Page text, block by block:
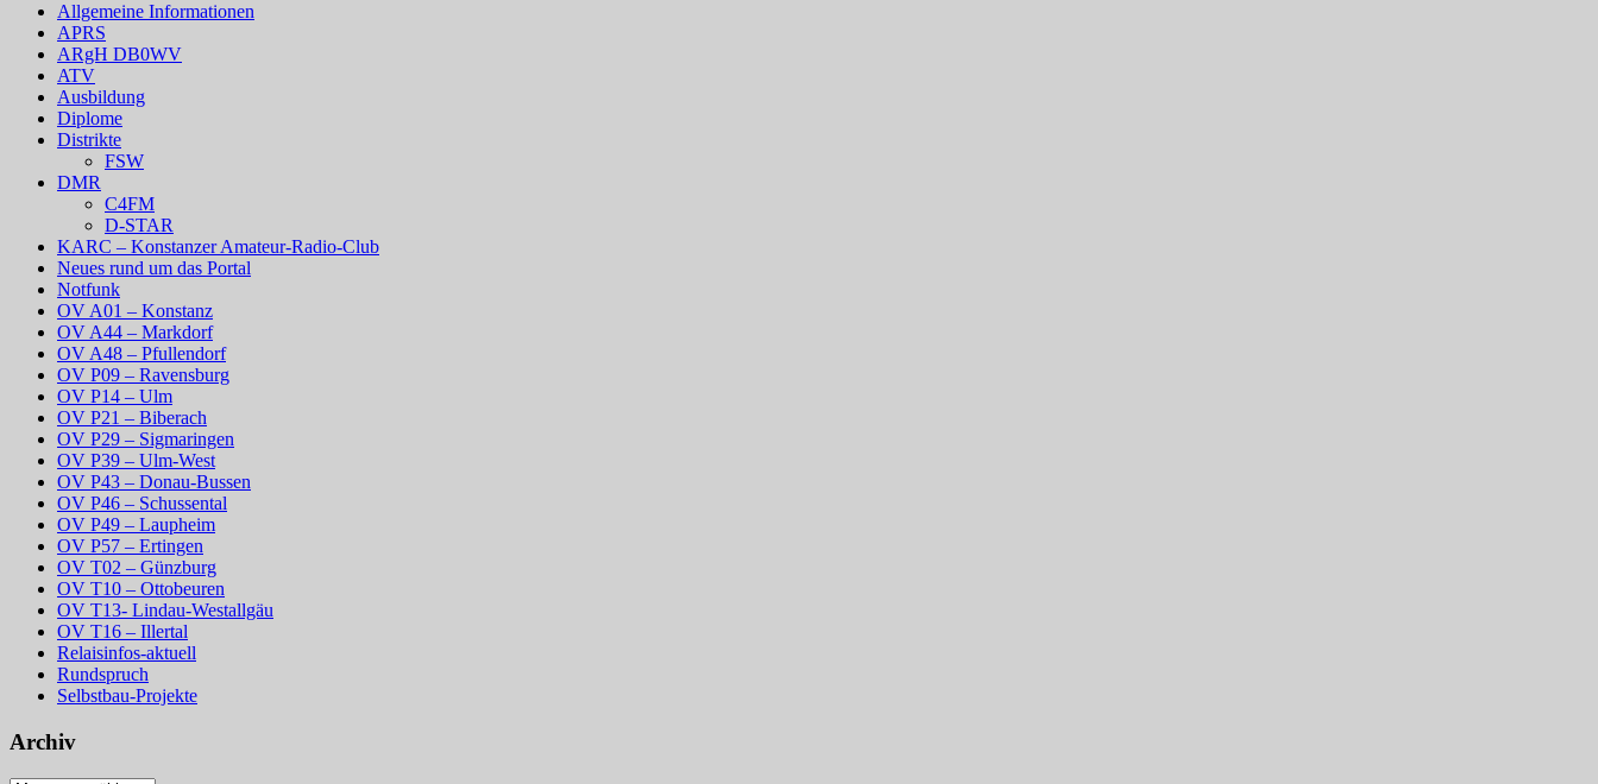
Allgemeine Informationen
APRS
ARgH DB0WV
ATV
Ausbildung
Diplome
Distrikte
FSW
DMR
C4FM
D-STAR
KARC – Konstanzer Amateur-Radio-Club
Neues rund um das Portal
Notfunk
OV A01 – Konstanz
OV A44 – Markdorf
OV A48 – Pfullendorf
OV P09 – Ravensburg
OV P14 – Ulm
OV P21 – Biberach
OV P29 – Sigmaringen
OV P39 – Ulm-West
OV P43 – Donau-Bussen
OV P46 – Schussental
OV P49 – Laupheim
OV P57 – Ertingen
OV T02 – Günzburg
OV T10 – Ottobeuren
OV T13- Lindau-Westallgäu
OV T16 – Illertal
Relaisinfos-aktuell
Rundspruch
Selbstbau-Projekte
Archiv